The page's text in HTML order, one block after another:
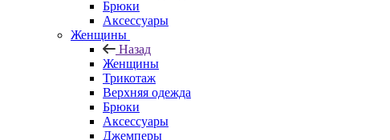
Брюки
Аксессуары
Женщины
Назад
Женщины
Трикотаж
Верхняя одежда
Брюки
Аксессуары
Джемперы